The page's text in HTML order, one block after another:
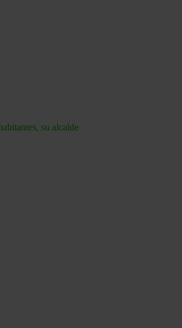
su alcalde